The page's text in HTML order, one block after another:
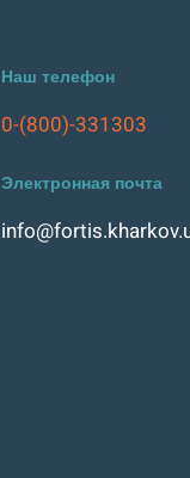
Наш телефон
0-(800)-331303
Электронная почта